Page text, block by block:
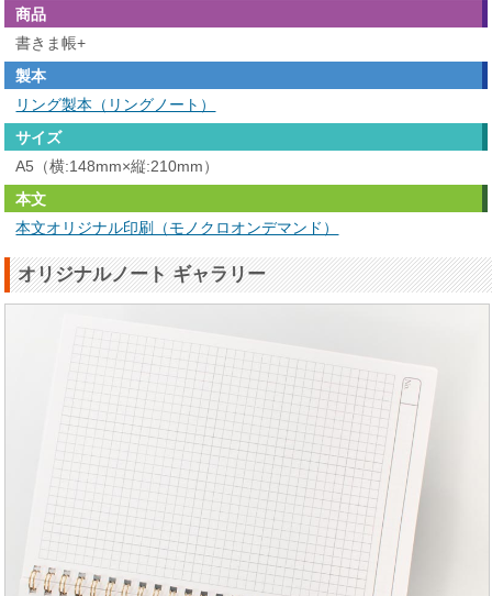
商品
書きま帳+
製本
リング製本（リングノート）
サイズ
A5（横:148mm×縦:210mm）
本文
本文オリジナル印刷（モノクロオンデマンド）
オリジナルノート ギャラリー